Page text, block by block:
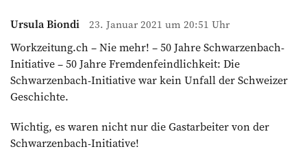
Ursula Biondi 23. Januar 2021 um 20:51 Uhr
Workzeitung.ch – Nie mehr! – 50 Jahre Schwarzenbach-
Initiative – 50 Jahre Fremdenfeindlichkeit: Die
Schwarzenbach-Initiative war kein Unfall der Schweizer
Geschichte.
Wichtig, es waren nicht nur die Gastarbeiter von der
Schwarzenbach-Initiative!